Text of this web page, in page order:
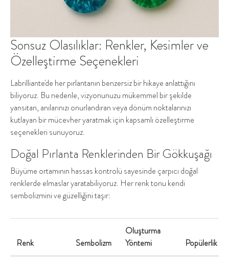
Sonsuz Olasılıklar: Renkler, Kesimler ve
Özelleştirme Seçenekleri
Labrilliante'de her pırlantanın benzersiz bir hikaye anlattığını
biliyoruz. Bu nedenle, vizyonunuzu mükemmel bir şekilde
yansıtan, anılarınızı onurlandıran veya dönüm noktalarınızı
kutlayan bir mücevher yaratmak için kapsamlı özelleştirme
seçenekleri sunuyoruz.
Doğal Pırlanta Renklerinden Bir Gökkuşağı
Büyüme ortamının hassas kontrolü sayesinde çarpıcı doğal
renklerde elmaslar yaratabiliyoruz. Her renk tonu kendi
sembolizmini ve güzelliğini taşır:
Renk Sembolizm
Oluşturma
Yöntemi
Popülerlik